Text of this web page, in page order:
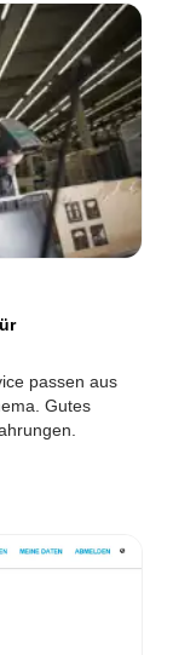
passen aus
Gutes